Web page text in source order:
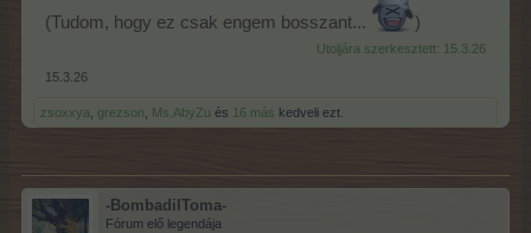
(Tudom, hogy ez csak engem bosszant... )
Utoljára szerkesztett: 15.3.26
15.3.26
zsoxxya grezson Ms.AbyZu és 16 más kedveli ezt.
-BombadilToma-
Fórum elő legendája